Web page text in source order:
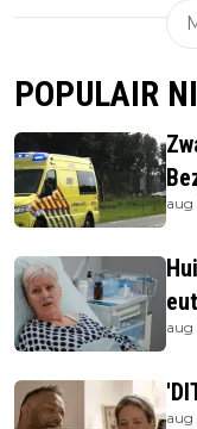
POPULAIR
aug
is
aug
aug